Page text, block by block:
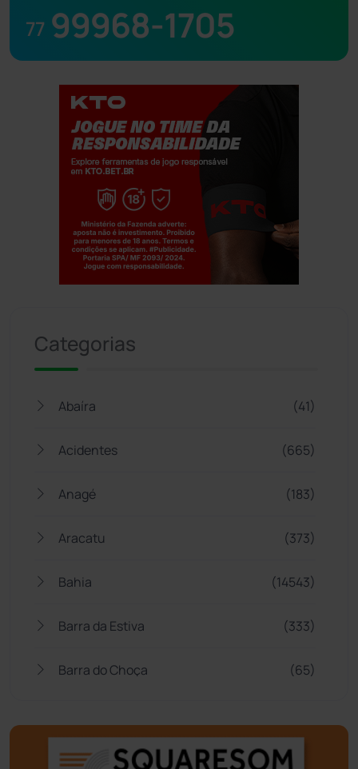
77 99968-1705
Categorias
Abaíra (41)
Acidentes (665)
Anagé (183)
Aracatu (373)
Bahia (14543)
Barra da Estiva (333)
Barra do Choça (65)
Bom Jesus da Lapa (505)